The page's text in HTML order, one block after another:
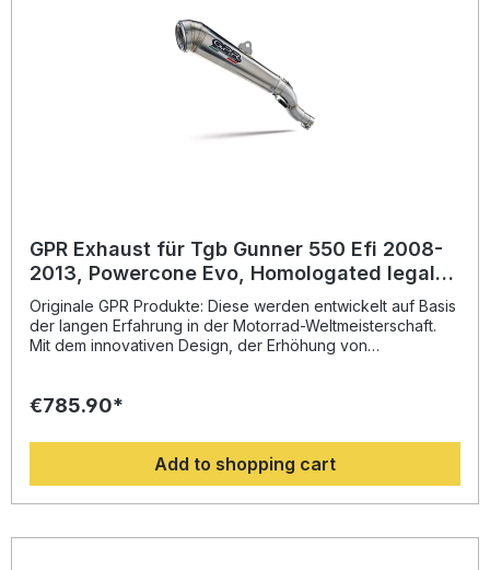
entsprechende Zubehör. Homologated full system exhaust
including removable db killerZulassung: YesLieferzeit: ca.
GPR Exhaust für Tgb Gunner 550 Efi 2008-
2013, Powercone Evo, Homologated legal
full system exhaust, including removable
db kill
Originale GPR Produkte: Diese werden entwickelt auf Basis
der langen Erfahrung in der Motorrad-Weltmeisterschaft.
Mit dem innovativen Design, der Erhöhung von
Fahrzeug deutlich auf und erhalten ein perfektes Preis-
eine hörbare Soundverbesserung zur Serie, die Sie beim
Fahren geniessen können. Der Hersteller ist DIN zertifiziert
und garantiert somit eine gleichbleibend hohe Qualität
seiner Produkte, von der Sie als Kunde profitieren.
Montageempfehlungen: GPR Produkte sind Plug and Play.
€785.90*
Add to shopping cart